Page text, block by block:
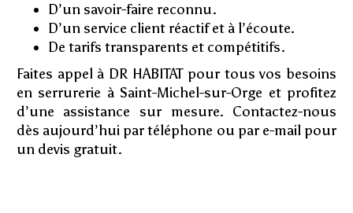
D’un savoir-faire reconnu.
D’un service client réactif et à l’écoute.
De tarifs transparents et compétitifs.
Faites appel à DR HABITAT pour tous vos besoins
en serrurerie à Saint-Michel-sur-Orge et profitez
d’une assistance sur mesure. Contactez-nous
dès aujourd’hui par téléphone ou par e-mail pour
un devis gratuit.